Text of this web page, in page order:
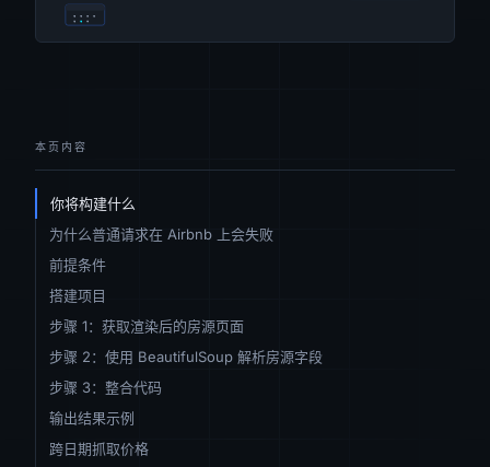
本页内容
你将构建什么
为什么普通请求在 Airbnb 上会失败
前提条件
搭建项目
步骤 1：获取渲染后的房源页面
步骤 2：使用 BeautifulSoup 解析房源字段
步骤 3：整合代码
输出结果示例
跨日期抓取价格